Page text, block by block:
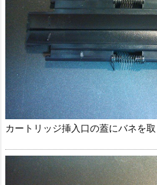
カートリッジ挿入口の蓋にバネを取